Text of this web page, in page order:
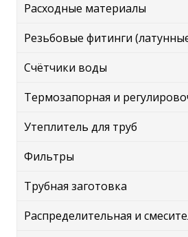
Расходные материалы
Резьбовые фитинги
Счётчики воды
Термозапорная и
Утеплитель для труб
Фильтры
Трубная заготовка
Распределительная и